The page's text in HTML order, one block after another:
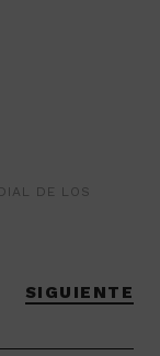
DE LOS
SIGUIENTE